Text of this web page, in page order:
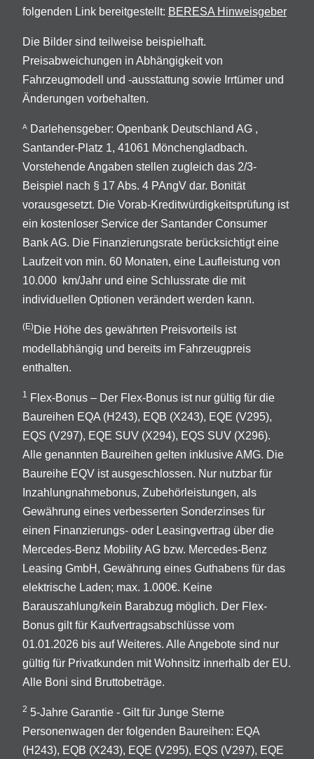
folgenden Link bereitgestellt: BERESA Hinweisgeber
Die Bilder sind teilweise beispielhaft.
Preisabweichungen in Abhängigkeit von
Fahrzeugmodell und -ausstattung sowie Irrtümer und
Änderungen vorbehalten.
A
Darlehensgeber: Openbank Deutschland AG ,
Santander-Platz 1, 41061 Mönchengladbach.
Vorstehende Angaben stellen zugleich das 2/3-
Beispiel nach § 17 Abs. 4 PAngV dar. Bonität
vorausgesetzt. Die Vorab-Kreditwürdigkeitsprüfung ist
ein kostenloser Service der Santander Consumer
Bank AG. Die Finanzierungsrate berücksichtigt eine
Laufzeit von min. 60 Monaten, eine Laufleistung von
10.000 km/Jahr und eine Schlussrate die mit
individuellen Optionen verändert werden kann.
(E)Die Höhe des gewährten Preisvorteils ist
modellabhängig und bereits im Fahrzeugpreis
enthalten.
1 Flex-Bonus – Der Flex-Bonus ist nur gültig für die
Baureihen EQA (H243), EQB (X243), EQE (V295),
EQS (V297), EQE SUV (X294), EQS SUV (X296).
Alle genannten Baureihen gelten inklusive AMG. Die
Baureihe EQV ist ausgeschlossen. Nur nutzbar für
Inzahlungnahmebonus, Zubehörleistungen, als
Gewährung eines verbesserten Sonderzinses für
einen Finanzierungs- oder Leasingvertrag über die
Mercedes-Benz Mobility AG bzw. Mercedes-Benz
Leasing GmbH, Gewährung eines Guthabens für das
elektrische Laden; max. 1.000€. Keine
Barauszahlung/kein Barabzug möglich. Der Flex-
Bonus gilt für Kaufvertragsabschlüsse vom
01.01.2026 bis auf Weiteres. Alle Angebote sind nur
gültig für Privatkunden mit Wohnsitz innerhalb der EU.
Alle Boni sind Bruttobeträge.
2 5-Jahre Garantie - Gilt für Junge Sterne
Personenwagen der folgenden Baureihen: EQA
(H243), EQB (X243), EQE (V295), EQS (V297), EQE